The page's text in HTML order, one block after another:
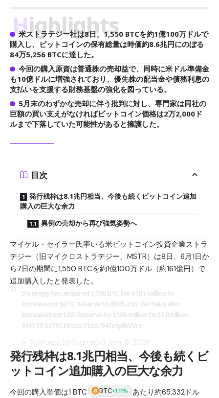
Highlights
米ストラテジー社は8日、1,550 BTCを約1億100万ドルで
購入し、ビットコインの保有総量は時価約8.6兆円にのぼる
84万5,256 BTCに達した。
今回の購入原資は普通株の売却益で、同時に米ドル準備金
も10億ドルに増強されており、優先株の配当金や債務利息の
支払いを支援する財務基盤の強化を図っている。
5月末のわずかな売却に伴う批判に対し、専門家は同社の
巨額の買い支えがなければビットコイン価格は2万2,000ド
ルまで下落していた可能性があると擁護した。
目次
発行残枠は8.1兆円相当、今後も続くビットコイン追加
購入の巨大な余力
異例の売却から再び強気姿勢へ
マイケル・セイラー氏率いる米ビットコイン投資企業ストラ
テジー（旧マイクロストラテジー、MSTR）は8日、6月1日か
ら7日の期間に1,550 BTCを約1億100万ドル（約161億円）で
追加購入したと発表した。
発行残枠は8.1兆円相当、今後も続くビ
ットコイン追加購入の巨大な余力
今回の購入単価は1 BTC BTC+1.11%
あたり約65,332ドル